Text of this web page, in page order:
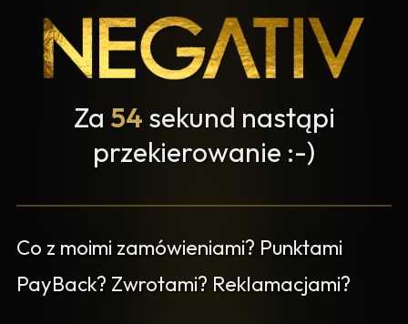
Za 54 sekund nastąpi
przekierowanie :-)
Co z moimi zamówieniami? Punktami
PayBack? Zwrotami? Reklamacjami?